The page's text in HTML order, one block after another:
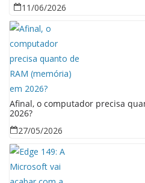
11/06/2026
Afinal, o computador precisa
2026?
27/05/2026